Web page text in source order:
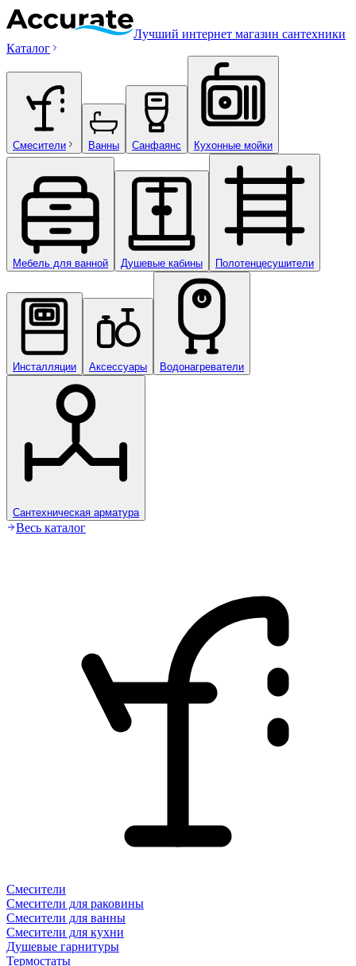
Лучший интернет магазин сантехники
Каталог
Смесители Ванны Санфаянс Кухонные мойки
Мебель для ванной Душевые кабины Полотенцесушители
Инсталляции Аксессуары Водонагреватели
Сантехническая арматура
Весь каталог
Смесители
Смесители для раковины
Смесители для ванны
Смесители для кухни
Душевые гарнитуры
Термостаты